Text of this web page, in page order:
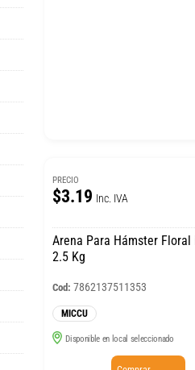
PRECIO
$3.19 Inc. IVA
Arena Para Hámster Floral
2.5 Kg
Cod: 7862137511353
MICCU
Disponible en local seleccionado